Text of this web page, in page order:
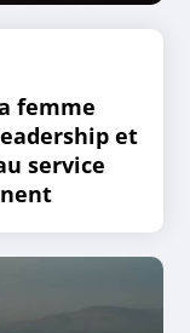
femme
et
service